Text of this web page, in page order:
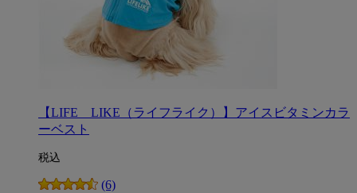
【LIFE LIKE（ライフライク）】アイスビタミンカラ
ーベスト
税込
(6)